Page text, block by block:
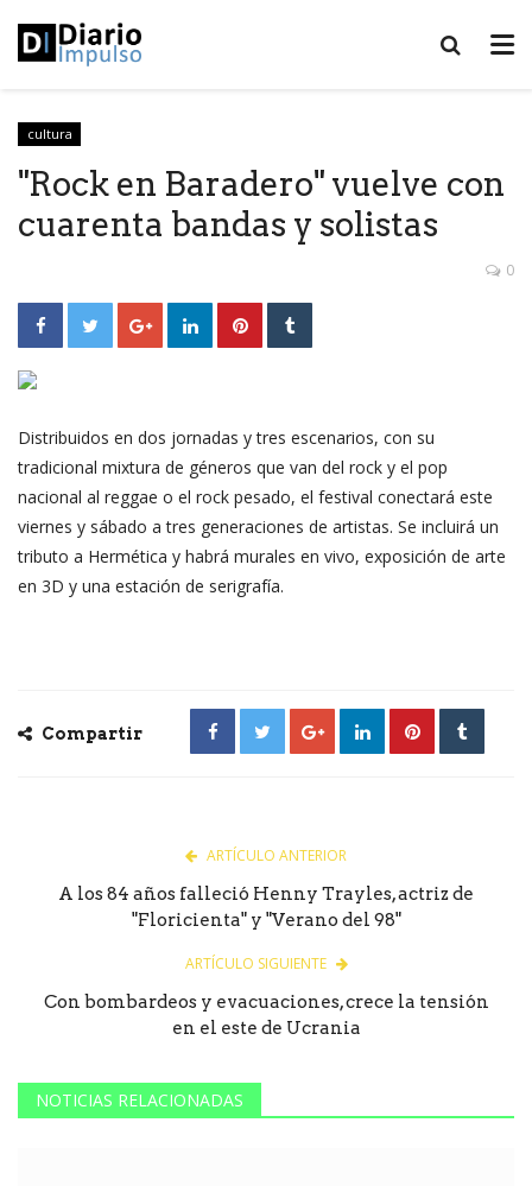
cultura
"Rock en Baradero" vuelve con
cuarenta bandas y solistas
0
Distribuidos en dos jornadas y tres escenarios, con su
tradicional mixtura de géneros que van del rock y el pop
nacional al reggae o el rock pesado, el festival conectará este
viernes y sábado a tres generaciones de artistas. Se incluirá un
tributo a Hermética y habrá murales en vivo, exposición de arte
en 3D y una estación de serigrafía.
Compartir
ARTÍCULO ANTERIOR
A los 84 años falleció Henny Trayles, actriz de
"Floricienta" y "Verano del 98"
ARTÍCULO SIGUIENTE
Con bombardeos y evacuaciones, crece la tensión
en el este de Ucrania
NOTICIAS RELACIONADAS